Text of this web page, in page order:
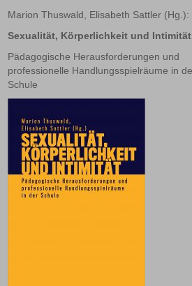
Marion Thuswald, Elisabeth Sattler (Hg.):
Sexualität, Körperlichkeit und Intimität
Pädagogische Herausforderungen und
professionelle Handlungsspielräume in
Schule